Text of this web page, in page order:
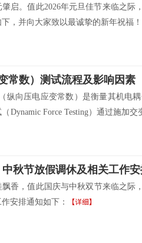
肇启。值此2026年元旦佳节来临之
，并向大家致以最诚挚的新年祝福！
常数）测试流程及影响因素
纵向压电应变常数）是衡量其机电
Dynamic Force Testing）通过施加
秋节放假调休及相关工作
香，值此国庆与中秋双节来临之际
安排通知如下：
【详细】